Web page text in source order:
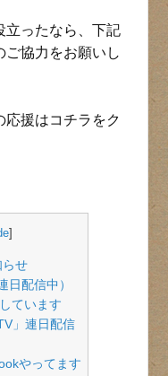
立ったなら、下記
ご協力をお願いし
援はコチラをク
]
らせ
日配信中）
ています
」連日配信
やってます